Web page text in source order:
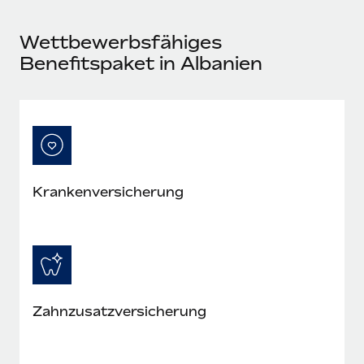
Wettbewerbsfähiges
Benefitspaket in Albanien
Kranken­versicherung
Zahn­zusatz­versicherung